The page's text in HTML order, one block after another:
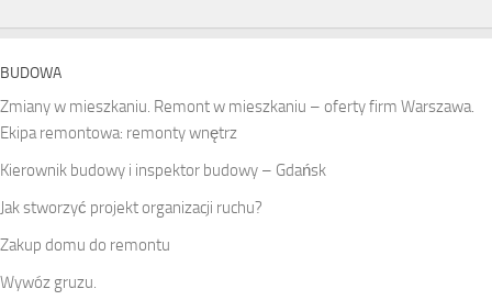
BUDOWA
Zmiany w mieszkaniu. Remont w mieszkaniu – oferty firm Warszawa.
Ekipa remontowa: remonty wnętrz
Kierownik budowy i inspektor budowy – Gdańsk
Jak stworzyć projekt organizacji ruchu?
Zakup domu do remontu
Wywóz gruzu.